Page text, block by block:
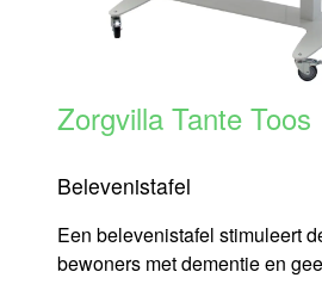
Zorgvilla Tante Toos
Belevenistafel
Een belevenistafel stimuleert
bewoners met dementie en